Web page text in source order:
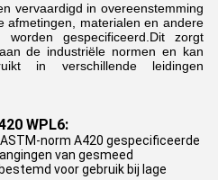
vervaardigd in overeenstemming
afmetingen, materialen en andere
gespecificeerd.Dit zorgt
de industriële normen en kan
in verschillende leidingen
WPL6:
norm A420 gespecificeerde
van gesmeed
voor gebruik bij lage